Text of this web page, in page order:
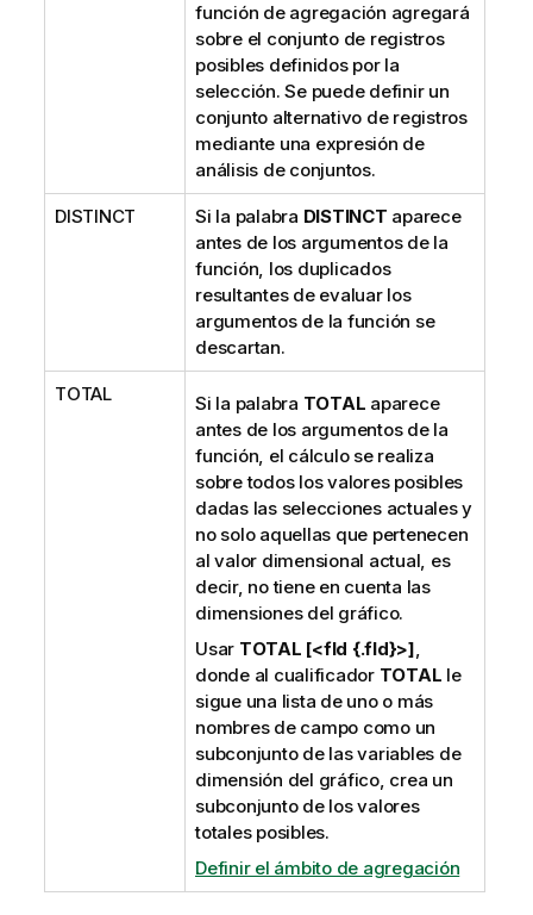
t
i
v
a
función de agregación agregará
sobre el conjunto de registros
posibles definidos por la
selección. Se puede definir un
conjunto alternativo de registros
mediante una expresión de
análisis de conjuntos.
DISTINCT Si la palabra DISTINCT aparece
antes de los argumentos de la
función, los duplicados
resultantes de evaluar los
argumentos de la función se
descartan.
TOTAL Si la palabra TOTAL aparece
antes de los argumentos de la
función, el cálculo se realiza
sobre todos los valores posibles
dadas las selecciones actuales y
no solo aquellas que pertenecen
al valor dimensional actual, es
decir, no tiene en cuenta las
dimensiones del gráfico.
Usar TOTAL [<fld {.fld}>],
donde al cualificador TOTAL le
sigue una lista de uno o más
nombres de campo como un
subconjunto de las variables de
dimensión del gráfico, crea un
subconjunto de los valores
totales posibles.
Definir el ámbito de agregación